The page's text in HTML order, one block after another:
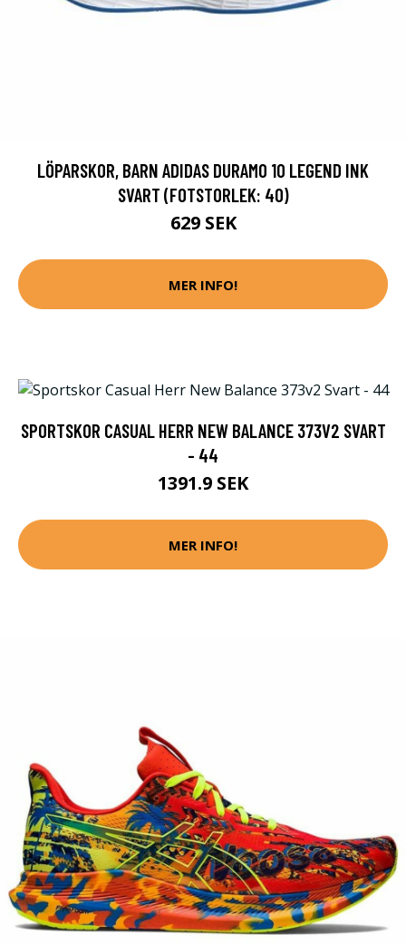
LÖPARSKOR, BARN ADIDAS DURAMO 10 LEGEND INK
SVART (FOTSTORLEK: 40)
629 SEK
MER INFO!
SPORTSKOR CASUAL HERR NEW BALANCE 373V2 SVART
- 44
1391.9 SEK
MER INFO!